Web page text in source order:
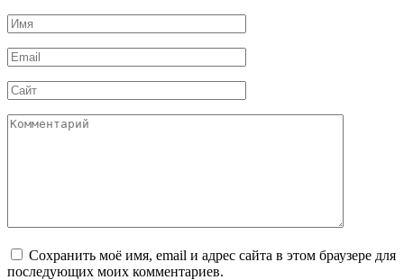
Имя
*
Email
*
Сайт
Комментарий
Сохранить моё имя, email и адрес сайта в этом браузере для
последующих моих комментариев.